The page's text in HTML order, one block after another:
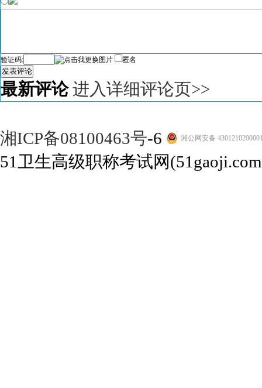
验证码: 匿名
发表评论
最新评论 进入详细评论页>>
湘ICP备08100463号-6 湘公网安备
51卫生高级职称考试网